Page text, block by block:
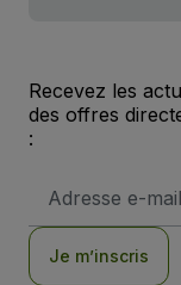
Recevez les
des offres
:
e-
Je m’inscris